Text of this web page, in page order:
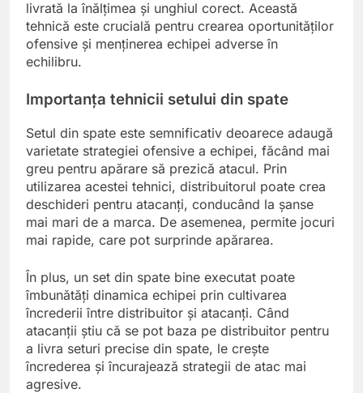
livrată la înălțimea și unghiul corect. Această
tehnică este crucială pentru crearea oportunităților
ofensive și menținerea echipei adverse în
echilibru.
Importanța tehnicii setului din spate
Setul din spate este semnificativ deoarece adaugă
varietate strategiei ofensive a echipei, făcând mai
greu pentru apărare să prezică atacul. Prin
utilizarea acestei tehnici, distribuitorul poate crea
deschideri pentru atacanți, conducând la șanse
mai mari de a marca. De asemenea, permite jocuri
mai rapide, care pot surprinde apărarea.
În plus, un set din spate bine executat poate
îmbunătăți dinamica echipei prin cultivarea
încrederii între distribuitor și atacanți. Când
atacanții știu că se pot baza pe distribuitor pentru
a livra seturi precise din spate, le crește
încrederea și încurajează strategii de atac mai
agresive.